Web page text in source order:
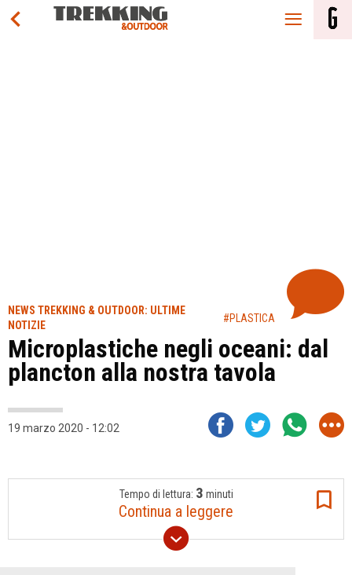
NEWS TREKKING & OUTDOOR: ULTIME
NOTIZIE
#PLASTICA
Microplastiche negli oceani: dal
plancton alla nostra tavola
19 marzo 2020 - 12:02
Tempo di lettura: 3 minuti
Continua a leggere